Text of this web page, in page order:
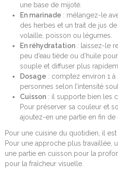
une base de mijoté.
En marinade: mélangez-le
des herbes et un trait de jus
volaille, poisson ou légumes.
En réhydratation: laissez-le
peu d’eau tiède ou d’huile
souple et diffuser plus
Dosage: comptez environ 1 à
personnes selon l’intensité
Cuisson: il supporte bien les
Pour préserver sa couleur et
ajoutez-en une partie en fin de
Pour une cuisine du quotidien, il
Pour une approche plus travaillée,
une partie en cuisson pour la
pour la fraîcheur visuelle.